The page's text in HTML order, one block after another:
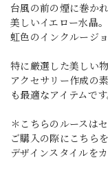
台風の前の煙に巻か
美しいイエロー水晶。
虹色のインクルージ
特に厳選した美しい
アクセサリー作成の
も最適なアイテムです
＊こちらのルースは
ご購入の際にこちら
デザインスタイルを